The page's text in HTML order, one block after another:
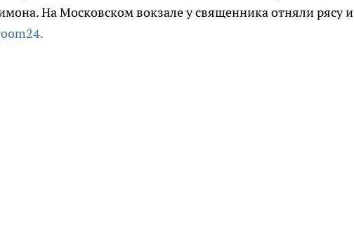
На Московском вокзале у священника отняли рясу и